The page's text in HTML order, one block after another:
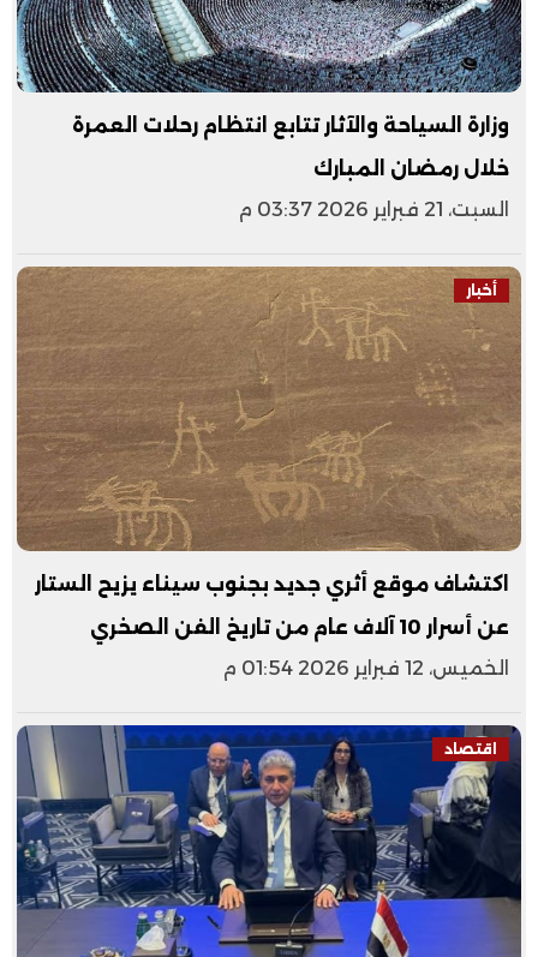
وزارة السياحة والآثار تتابع انتظام رحلات العمرة
خلال رمضان المبارك
السبت، 21 فبراير 2026 03:37 م
أخبار
اكتشاف موقع أثري جديد بجنوب سيناء يزيح الستار
عن أسرار 10 آلاف عام من تاريخ الفن الصخري
الخميس، 12 فبراير 2026 01:54 م
اقتصاد